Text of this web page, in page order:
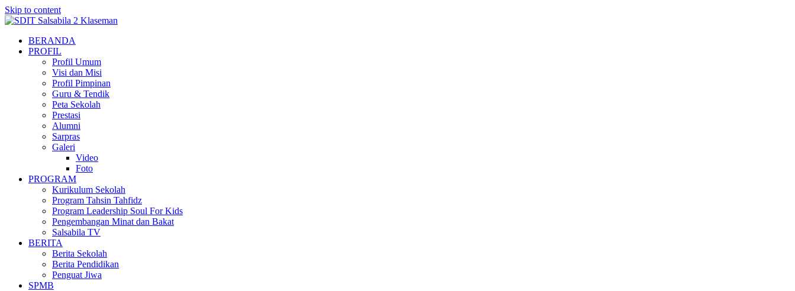
Skip to content
BERANDA
PROFIL
Profil Umum
Visi dan Misi
Profil Pimpinan
Guru & Tendik
Peta Sekolah
Prestasi
Alumni
Sarpras
Galeri
Video
Foto
PROGRAM
Kurikulum Sekolah
Program Tahsin Tahfidz
Program Leadership Soul For Kids
Pengembangan Minat dan Bakat
Salsabila TV
BERITA
Berita Sekolah
Berita Pendidikan
Penguat Jiwa
SPMB